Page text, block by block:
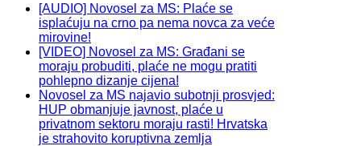
[AUDIO] Novosel za MS: Plaće se
isplaćuju na crno pa nema novca za veće
mirovine!
[VIDEO] Novosel za MS: Građani se
moraju probuditi, plaće ne mogu pratiti
pohlepno dizanje cijena!
Novosel za MS najavio subotnji prosvjed:
HUP obmanjuje javnost, plaće u
privatnom sektoru moraju rasti! Hrvatska
je strahovito koruptivna zemlja